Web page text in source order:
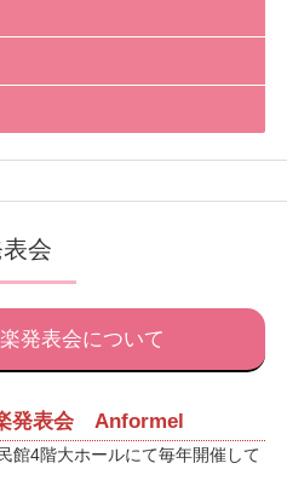
会
発表会について
発表会 Anformel
館4階大ホールにて毎年開催して